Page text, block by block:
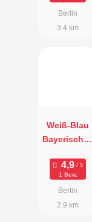
Berlin
3.4 km
Weiß-Blau
Bayerisches
paradies
1 Bew.
Berlin
2.9 km